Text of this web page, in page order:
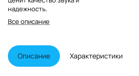
надежность.
Все описание
Описание Характеристики